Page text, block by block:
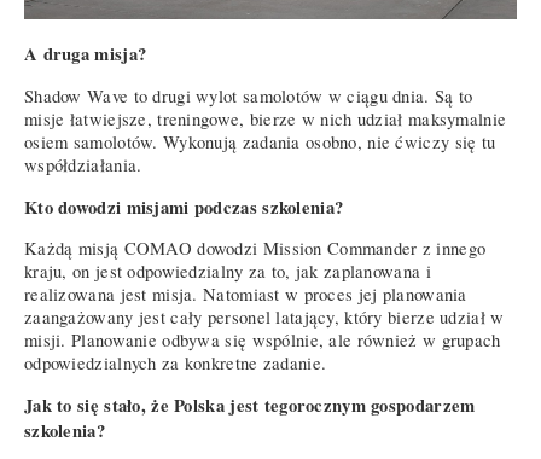
A druga misja?
Shadow Wave to drugi wylot samolotów w ciągu dnia. Są to
misje łatwiejsze, treningowe, bierze w nich udział maksymalnie
osiem samolotów. Wykonują zadania osobno, nie ćwiczy się tu
współdziałania.
Kto dowodzi misjami podczas szkolenia?
Każdą misją COMAO dowodzi Mission Commander z innego
kraju, on jest odpowiedzialny za to, jak zaplanowana i
realizowana jest misja. Natomiast w proces jej planowania
zaangażowany jest cały personel latający, który bierze udział w
misji. Planowanie odbywa się wspólnie, ale również w grupach
odpowiedzialnych za konkretne zadanie.
Jak to się stało, że Polska jest tegorocznym gospodarzem
szkolenia?